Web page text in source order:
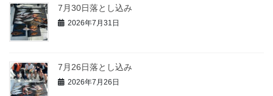
7月30日落とし込み
2026年7月31日
7月26日落とし込み
2026年7月26日